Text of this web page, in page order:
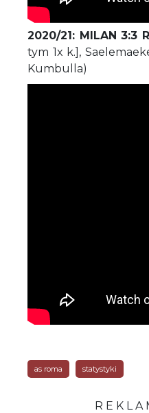
2020/21: MILAN 3:3
tym 1x k.],
Kumbulla)
as roma statystyki
R E K L A